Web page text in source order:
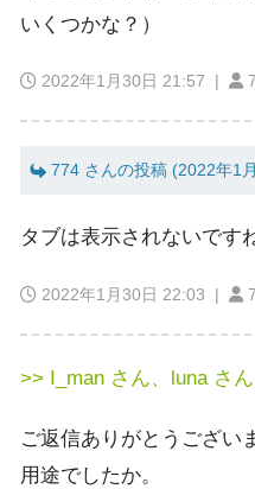
いくつかな？）
2022年1月30日 21:57 |
774 さんの投稿 (2022年1
タブは表示されないです
2022年1月30日 22:03 |
>> I_man さん、luna さん
ご返信ありがとうござい
用途でしたか。